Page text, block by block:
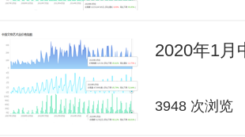
2020年1月
3948 次浏览